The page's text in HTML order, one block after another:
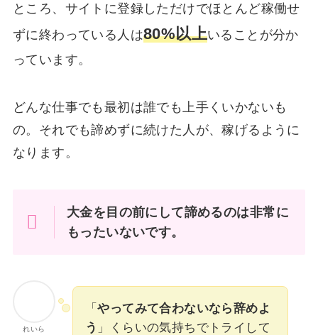
ところ、サイトに登録しただけでほとんど稼働せ
ずに終わっている人は80%以上いることが分か
っています。
どんな仕事でも最初は誰でも上手くいかないも
の。それでも諦めずに続けた人が、稼げるように
なります。
大金を目の前にして諦めるのは非常に
もったいないです。
れいら
「やってみて合わないなら辞めよ
う 」くらいの気持ちでトライして